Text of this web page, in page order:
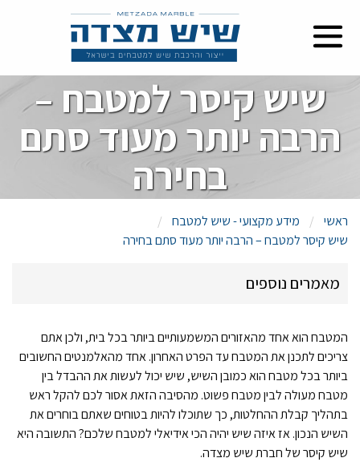
שיש קיסר למטבח –
הרבה יותר מעוד סתם
בחירה
ראשי
מידע מקצועי - שיש למטבח
שיש קיסר למטבח – הרבה יותר מעוד סתם בחירה
מאמרים נוספים
איך בוחרים שיש למטבח
בחירת שיש פורצלן למטבח
הבדלים בין סוגים של שיש למטבח ולאמבטיה
המטבח הוא אחד מהאזורים המשמעותיים ביותר בכל בית, ולכן אתם
צריכים לתכנן את המטבח עד הפרט האחרון. אחד מהאלמנטים החשובים
ביותר בכל מטבח הוא כמובן השיש, שיש יכול לעשות את ההבדל בין
מטבח מעולה לבין מטבח פשוט. מהסיבה הזאת אסור לכם להקל ראש
בתהליך קבלת ההחלטות, כך שתוכלו להיות בטוחים שאתם בוחרים את
השיש הנכון. אז איזה שיש יהיה הכי אידיאלי למטבח שלכם? התשובה היא
שיש קיסר של חברת שיש מצדה.